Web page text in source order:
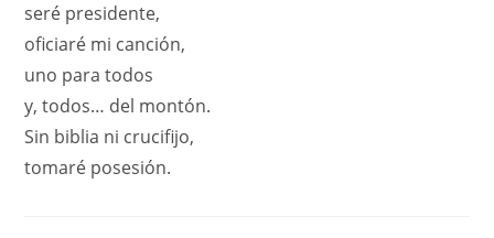
seré presidente,
oficiaré mi canción,
uno para todos
y, todos… del montón.
Sin biblia ni crucifijo,
tomaré posesión.